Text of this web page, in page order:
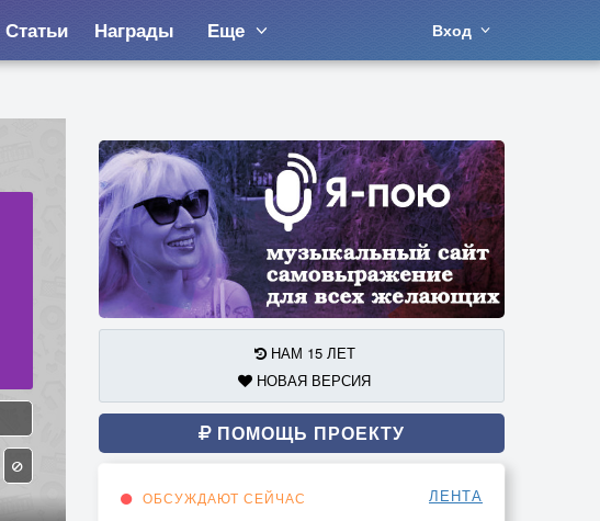
Статьи Награды Еще Вход
НАМ 15 ЛЕТ
НОВАЯ ВЕРСИЯ
ПОМОЩЬ ПРОЕКТУ
ОБСУЖДАЮТ СЕЙЧАС ЛЕНТА